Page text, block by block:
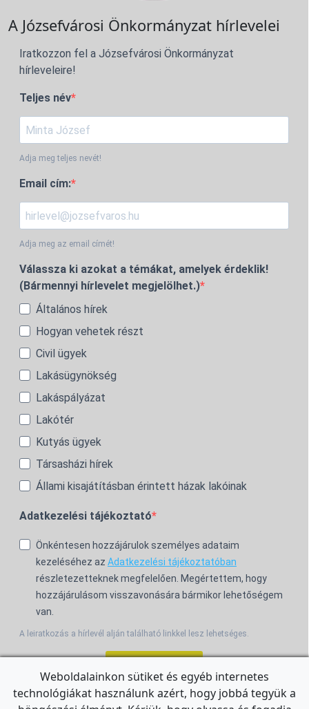
A Józsefvárosi Önkormányzat hírlevelei
Iratkozzon fel a Józsefvárosi Önkormányzat
hírleveleire!
Teljes név
Adja meg teljes nevét!
Email cím:
Adja meg az email címét!
Válassza ki azokat a témákat, amelyek érdeklik!
(Bármennyi hírlevelet megjelölhet.)
Általános hírek
Hogyan vehetek részt
Civil ügyek
Lakásügynökség
Lakáspályázat
Lakótér
Kutyás ügyek
Társasházi hírek
Állami kisajátításban érintett házak lakóinak
Adatkezelési tájékoztató
Önkéntesen hozzájárulok személyes adataim
kezeléséhez az Adatkezelési tájékoztatóban
részletezetteknek megfelelően. Megértettem, hogy
hozzájárulásom visszavonására bármikor lehetőségem
van.
A leiratkozás a hírlevél alján található linkkel lesz lehetséges.
For the English Newsletter, clickHERE.
Weboldalainkon sütiket és egyéb internetes
technológiákat használunk azért, hogy jobbá tegyük a